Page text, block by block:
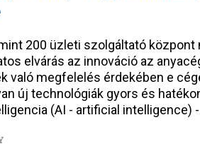
200 üzleti szolgáltató központ
elvárás az innováció az
való megfelelés érdekében e
új technológiák gyors és
(AI - artificial intelligence) -